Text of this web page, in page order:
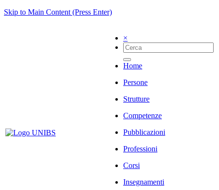
Skip to Main Content (Press Enter)
×
Home
Persone
Strutture
Competenze
Pubblicazioni
Professioni
Corsi
Insegnamenti